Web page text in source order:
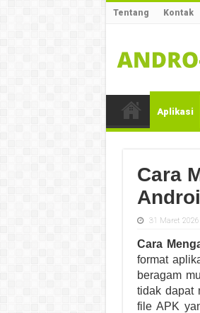
Tentang Kontak
Aplikasi
Cara
31 Maret 2026
Cara
format
beragam
tidak dapat
file APK